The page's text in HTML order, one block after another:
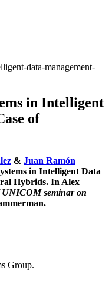
data-management-
in Intelligent
of
& Juan Ramón
in Intelligent Data
Hybrids. In Alex
UNICOM seminar on
Group.